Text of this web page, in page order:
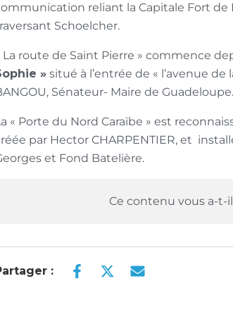
reliant la Capitale Fort
Schoelcher.
La route de Saint Pierre » commence
» situé à l’entrée de « l’avenue
Sénateur- Maire de
« Porte du Nord Caraïbe » est
par Hector CHARPENTIER, et
et Fond Batelière.
Ce contenu vous a-t-
: